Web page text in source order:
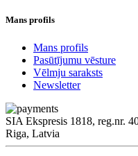
Mans profils
Mans profils
Pasūtījumu vēsture
Vēlmju saraksts
Newsletter
SIA Ekspresis 1818, reg.nr.
Riga, Latvia